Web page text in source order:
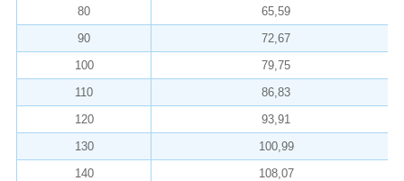
80
65,59
90
72,67
100
79,75
110
86,83
120
93,91
130
100,99
140
108,07